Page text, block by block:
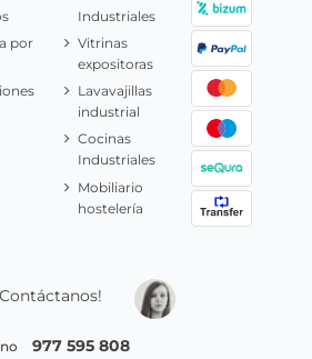
por
Industriales
Vitrinas
expositoras
Lavavajillas
industrial
Cocinas
Industriales
Mobiliario
hostelería
977 595 808